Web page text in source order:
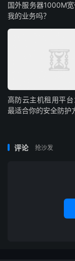
国外服务器1000M
我的业务吗？
高防云主机租用平
最适合你的安全防护
评论 抢沙发